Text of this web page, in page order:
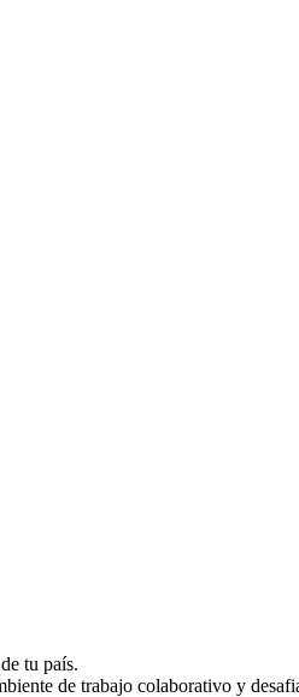
tu país.
de trabajo colaborativo y